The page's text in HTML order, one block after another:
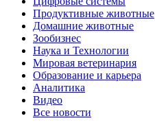
Продуктивные животные
Домашние животные
Зообизнес
Наука и Технологии
Мировая ветеринария
Образование и карьера
Аналитика
Видео
Все новости